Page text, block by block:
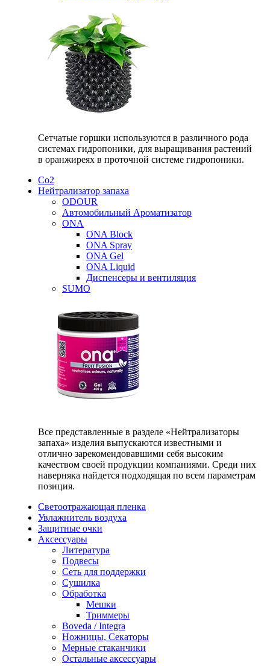
Сетчатые горшки используются в различного рода
системах гидропоники, для выращивания растений
в оранжиреях в проточной системе гидропоники.
Со2
Нейтрализатор запаха
ODOUR
Автомобильный Ароматизатор
ONA
ONA Block
ONA Spray
ONA Gel
ONA Liquid
Диспенсеры и вентиляция
SUMO
Все представленные в разделе «Нейтрализаторы
запаха» изделия выпускаются известными и
отлично зарекомендовавшими себя высоким
качеством своей продукции компаниями. Среди них
наверняка найдется подходящая по всем параметрам
позиция.
Светоотражающая пленка
Увлажнитель воздуха
Защитные очки
Аксессуары
Литература
Подвесы
Сеть для поддержки
Сушилка
Обработка
Мешки
Триммеры
Boveda / Integra
Ножницы, Секаторы
Мерные стаканчики
Остальные аксессуары